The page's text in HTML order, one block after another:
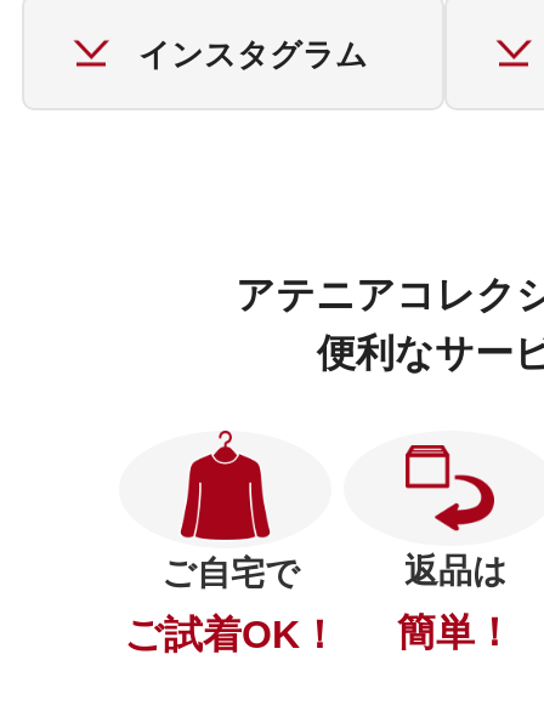
ドレススノー
ドレスリフト
プリマモイスト
インスタグラム
アテニアコレク
便利なサー
ご自宅で
ご試着OK！
返品は
簡単！